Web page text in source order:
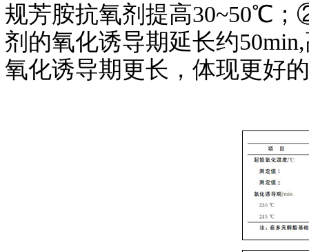
规芳胺抗氧剂提高30~50℃
剂的氧化诱导期延长约
氧化诱导期更长，体现更好